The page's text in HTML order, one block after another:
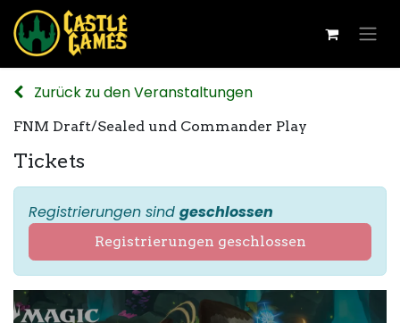
Zurück zu den Veranstaltungen
FNM Draft/Sealed und Commander Play
Tickets
Registrierungen sind geschlossen
Registrierungen geschlossen